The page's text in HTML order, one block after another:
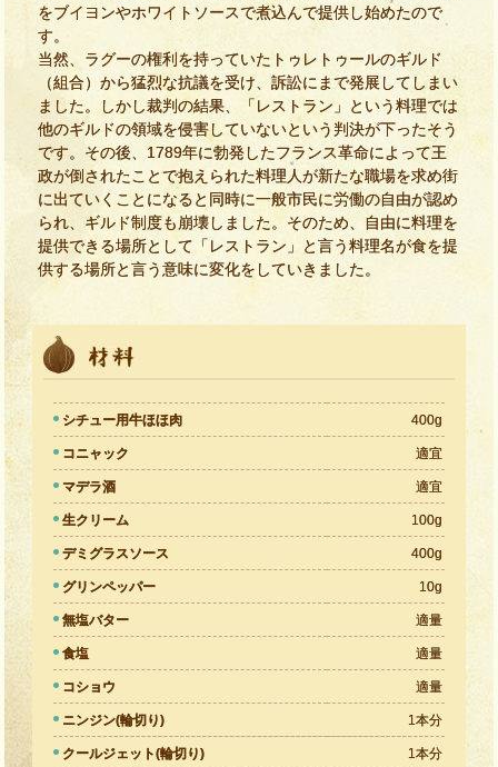
をブイヨンやホワイトソースで煮込んで提供し始めたので
す。
当然、ラグーの権利を持っていたトゥレトゥールのギルド
（組合）から猛烈な抗議を受け、訴訟にまで発展してしまい
ました。しかし裁判の結果、「レストラン」という料理では
他のギルドの領域を侵害していないという判決が下ったそう
です。その後、1789年に勃発したフランス革命によって王
政が倒されたことで抱えられた料理人が新たな職場を求め街
に出ていくことになると同時に一般市民に労働の自由が認め
られ、ギルド制度も崩壊しました。そのため、自由に料理を
提供できる場所として「レストラン」と言う料理名が食を提
供する場所と言う意味に変化をしていきました。
シチュー用牛ほほ肉 400g
コニャック 適宜
マデラ酒 適宜
生クリーム 100g
デミグラスソース 400g
グリンペッパー 10g
無塩バター 適量
食塩 適量
コショウ 適量
ニンジン(輪切り) 1本分
クールジェット(輪切り) 1本分